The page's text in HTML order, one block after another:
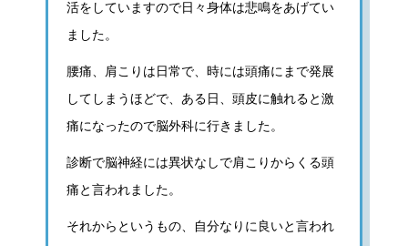
活をしていますので日々身体は悲鳴をあげてい
ました。
腰痛、肩こりは日常で、時には頭痛にまで発展
してしまうほどで、ある日、頭皮に触れると激
痛になったので脳外科に行きました。
診断で脳神経には異状なしで肩こりからくる頭
痛と言われました。
それからというもの、自分なりに良いと言われ